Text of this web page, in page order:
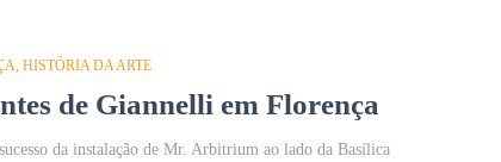
HISTÓRIA DA ARTE
de Giannelli em Florença
da instalação de Mr. Arbitrium ao lado da Basílica